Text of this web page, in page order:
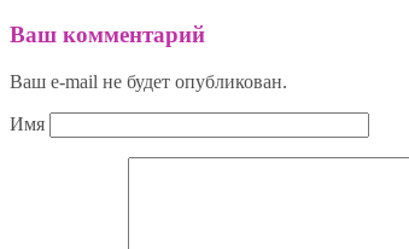
Ваш комментарий
Ваш e-mail не будет опубликован.
Имя